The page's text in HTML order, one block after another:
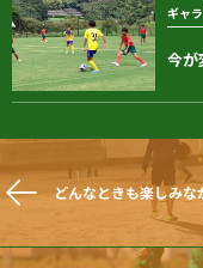
ギャ
今が
どんなときも楽しみな